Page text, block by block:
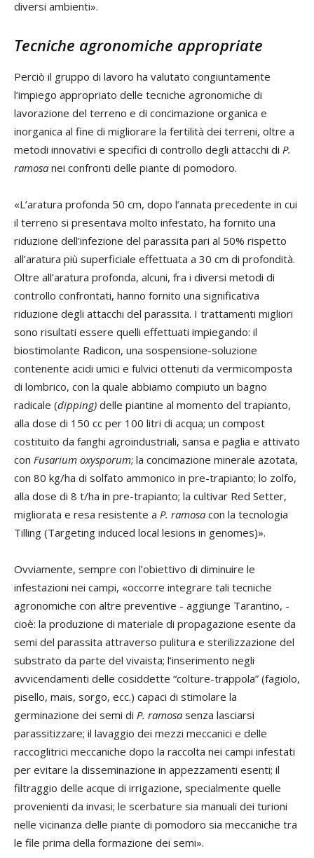
diversi ambienti».
Tecniche agronomiche appropriate
Perciò il gruppo di lavoro ha valutato congiuntamente
l’impiego appropriato delle tecniche agronomiche di
lavorazione del terreno e di concimazione organica e
inorganica al fine di migliorare la fertilità dei terreni, oltre a
metodi innovativi e specifici di controllo degli attacchi di P.
ramosa nei confronti delle piante di pomodoro.
«L’aratura profonda 50 cm, dopo l’annata precedente in cui
il terreno si presentava molto infestato, ha fornito una
riduzione dell’infezione del parassita pari al 50% rispetto
all’aratura più superficiale effettuata a 30 cm di profondità.
Oltre all’aratura profonda, alcuni, fra i diversi metodi di
controllo confrontati, hanno fornito una significativa
riduzione degli attacchi del parassita. I trattamenti migliori
sono risultati essere quelli effettuati impiegando: il
biostimolante Radicon, una sospensione-soluzione
contenente acidi umici e fulvici ottenuti da vermicomposta
di lombrico, con la quale abbiamo compiuto un bagno
radicale (dipping) delle piantine al momento del trapianto,
alla dose di 150 cc per 100 litri di acqua; un compost
costituito da fanghi agroindustriali, sansa e paglia e attivato
con Fusarium oxysporum; la concimazione minerale azotata,
con 80 kg/ha di solfato ammonico in pre-trapianto; lo zolfo,
alla dose di 8 t/ha in pre-trapianto; la cultivar Red Setter,
migliorata e resa resistente a P. ramosa con la tecnologia
Tilling (Targeting induced local lesions in genomes)».
Ovviamente, sempre con l’obiettivo di diminuire le
infestazioni nei campi, «occorre integrare tali tecniche
agronomiche con altre preventive - aggiunge Tarantino, -
cioè: la produzione di materiale di propagazione esente da
semi del parassita attraverso pulitura e sterilizzazione del
substrato da parte del vivaista; l’inserimento negli
avvicendamenti delle cosiddette “colture-trappola” (fagiolo,
pisello, mais, sorgo, ecc.) capaci di stimolare la
germinazione dei semi di P. ramosa senza lasciarsi
parassitizzare; il lavaggio dei mezzi meccanici e delle
raccoglitrici meccaniche dopo la raccolta nei campi infestati
per evitare la disseminazione in appezzamenti esenti; il
filtraggio delle acque di irrigazione, specialmente quelle
provenienti da invasi; le scerbature sia manuali dei turioni
nelle vicinanza delle piante di pomodoro sia meccaniche tra
le file prima della formazione dei semi».